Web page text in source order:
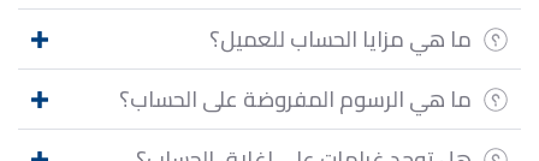
ما هي مزايا الحساب للعميل؟
ما هي الرسوم المفروضة على الحساب؟